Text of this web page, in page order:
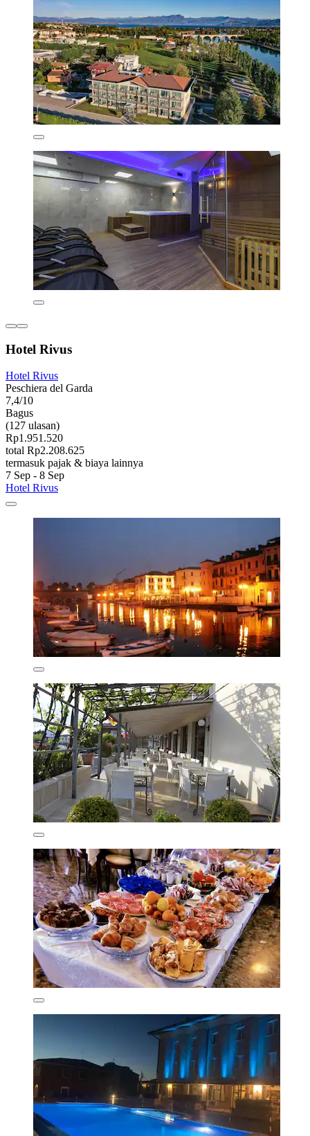
Hotel Rivus
Hotel Rivus
Peschiera del Garda
7,4/10
Bagus
(127 ulasan)
Rp1.951.520
total Rp2.208.625
termasuk pajak & biaya lainnya
7 Sep - 8 Sep
Hotel Rivus